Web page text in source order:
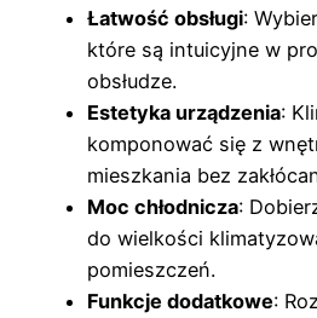
Łatwość obsługi:
które są intuicyjne w
obsłudze.
Estetyka urządzenia:
komponować się z
mieszkania bez
Moc chłodnicza:
do wielkości
pomieszczeń.
Funkcje dodatkowe: